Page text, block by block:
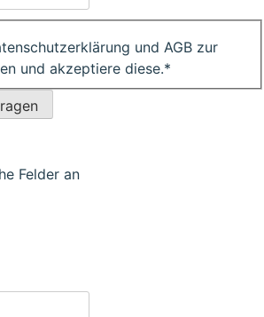
und AGB zur
und akzeptiere diese.*
Felder an